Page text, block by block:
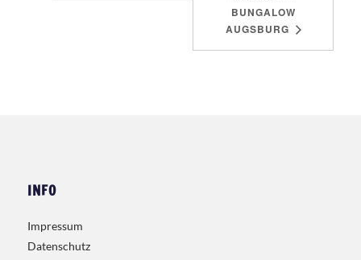
BUNGALOW
AUGSBURG
INFO
Impressum
Datenschutz